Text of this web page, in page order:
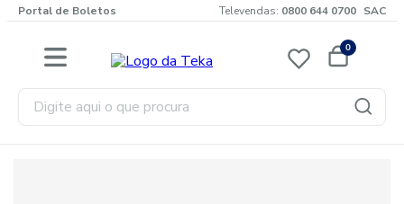
Portal de Boletos Televendas: 0800 644 0700 SAC
0
Digite aqui o que procura